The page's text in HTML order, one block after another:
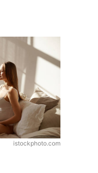
istockphoto.com